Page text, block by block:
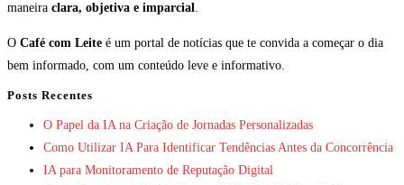
maneira clara, objetiva e imparcial.
O Café com Leite é um portal de notícias que te convida a começar o dia
bem informado, com um conteúdo leve e informativo.
Posts Recentes
O Papel da IA na Criação de Jornadas Personalizadas
Como Utilizar IA Para Identificar Tendências Antes da Concorrência
IA para Monitoramento de Reputação Digital